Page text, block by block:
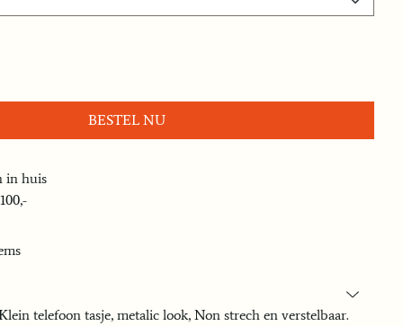
BESTEL NU
in huis
telefoon tasje, metalic look, Non strech en verstelbaar.